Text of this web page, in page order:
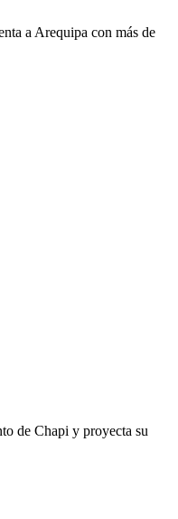
a Arequipa con más de
de Chapi y proyecta su